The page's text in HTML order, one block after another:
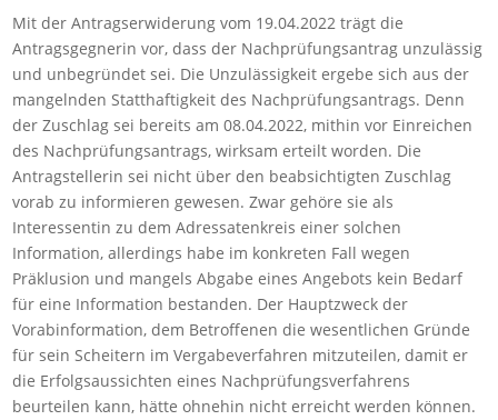
Mit der Antragserwiderung vom 19.04.2022 trägt die
Antragsgegnerin vor, dass der Nachprüfungsantrag unzulässig
und unbegründet sei. Die Unzulässigkeit ergebe sich aus der
mangelnden Statthaftigkeit des Nachprüfungsantrags. Denn
der Zuschlag sei bereits am 08.04.2022, mithin vor Einreichen
des Nachprüfungsantrags, wirksam erteilt worden. Die
Antragstellerin sei nicht über den beabsichtigten Zuschlag
vorab zu informieren gewesen. Zwar gehöre sie als
Interessentin zu dem Adressatenkreis einer solchen
Information, allerdings habe im konkreten Fall wegen
Präklusion und mangels Abgabe eines Angebots kein Bedarf
für eine Information bestanden. Der Hauptzweck der
Vorabinformation, dem Betroffenen die wesentlichen Gründe
für sein Scheitern im Vergabeverfahren mitzuteilen, damit er
die Erfolgsaussichten eines Nachprüfungsverfahrens
beurteilen kann, hätte ohnehin nicht erreicht werden können.